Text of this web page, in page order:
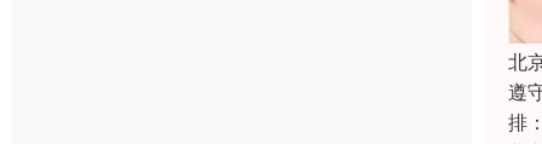
北
遵
排